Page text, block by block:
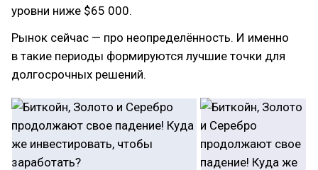
уровни ниже $65 000.
Рынок сейчас — про неопределённость. И именно
в такие периоды формируются лучшие точки для
долгосрочных решений.